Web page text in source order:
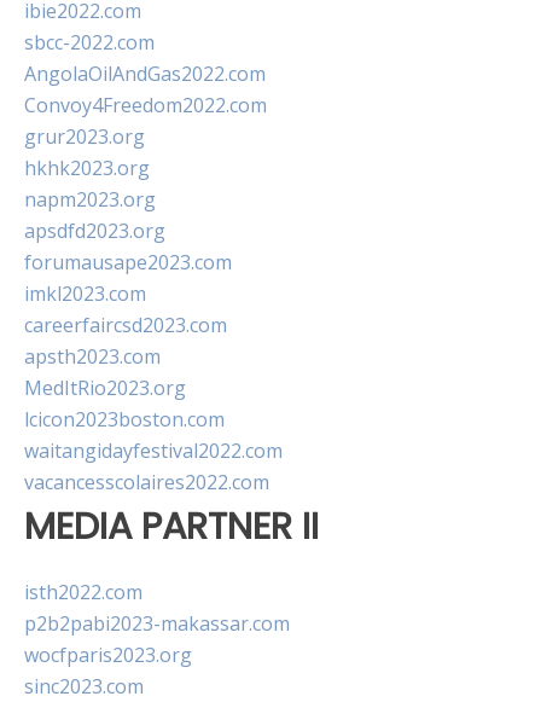
ibie2022.com
sbcc-2022.com
AngolaOilAndGas2022.com
Convoy4Freedom2022.com
grur2023.org
hkhk2023.org
napm2023.org
apsdfd2023.org
forumausape2023.com
imkl2023.com
careerfaircsd2023.com
apsth2023.com
MedItRio2023.org
lcicon2023boston.com
waitangidayfestival2022.com
vacancesscolaires2022.com
MEDIA PARTNER II
isth2022.com
p2b2pabi2023-makassar.com
wocfparis2023.org
sinc2023.com